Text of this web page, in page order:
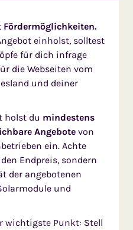
Fördermöglichkeiten.
einholst, solltest
für dich infrage
die Webseiten vom
und deiner
holst du mindestens
Angebote von
ein. Achte
Endpreis, sondern
der angebotenen
und
wichtigste Punkt: Stell